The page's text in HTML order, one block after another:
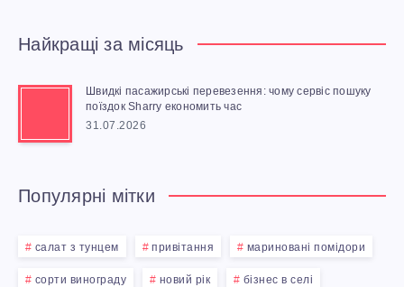
Найкращі за місяць
Швидкі пасажирські перевезення: чому сервіс пошуку
поїздок Sharry економить час
31.07.2026
Популярні мітки
салат з тунцем привітання мариновані помідори
сорти винограду новий рік бізнес в селі